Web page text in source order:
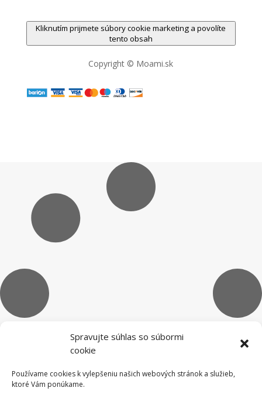
Spravujte súhlas so súbormi
cookie
Používame cookies k vylepšeniu našich webových stránok a služieb,
ktoré Vám ponúkame.
Kliknutím prijmete súbory cookie marketing a povolíte
tento obsah
Copyright © Moami.sk